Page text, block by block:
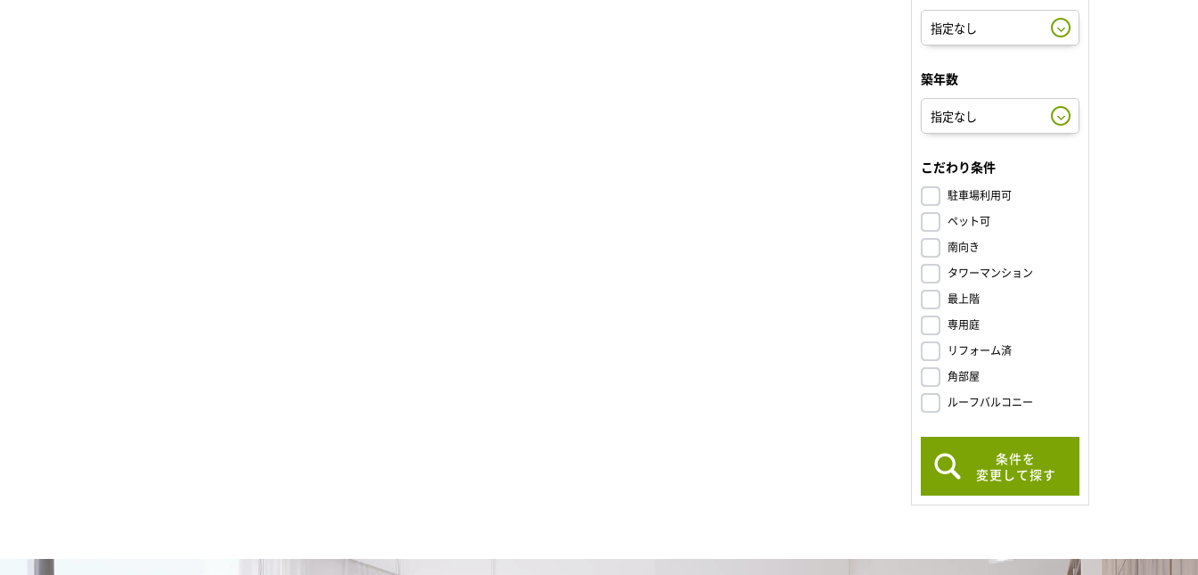
築年数
こだわり条件
駐車場利用可
ペット可
南向き
タワーマンション
最上階
専用庭
リフォーム済
角部屋
ルーフバルコニー
条件を
変更して探す